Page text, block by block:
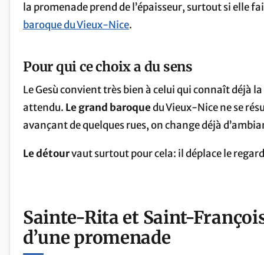
la promenade prend de l’épaisseur, surtout si elle
baroque du Vieux-Nice.
Pour qui ce choix a du sens
Le Gesù convient très bien à celui qui connaît déjà
attendu. Le grand baroquedu Vieux-Nice ne se
avançant de quelques rues, on change déjà
Le détourvaut surtout pour cela: il déplace le
Sainte-Rita et Saint-
d’une promenade